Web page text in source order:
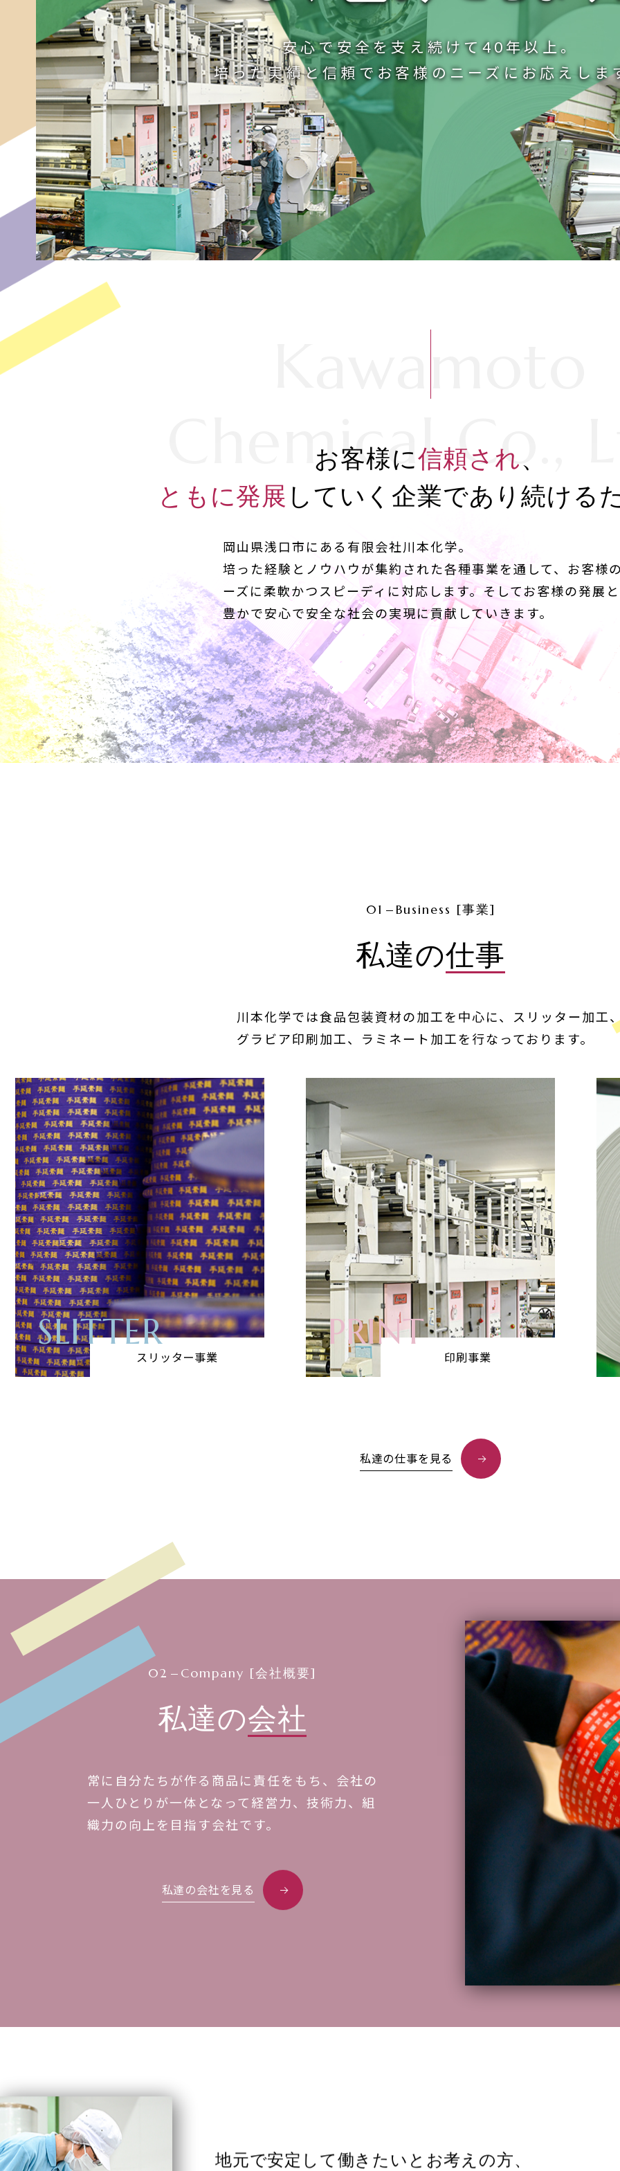
安心で安全を支え続けて40年以上。
培った実績と信頼でお客様のニーズにお応えしま
Chemical Co.,
お客様に信頼され、
ともに発展 していく企業であり続ける
岡山県浅口市にある有限会社川本化学。
培った経験とノウハウが集約された各種事業を通して、お客様
ーズに柔軟かつスピーディに対応します。そしてお客様の発展
豊かで安心で安全な社会の実現に貢献していきます。
01 Business [事業]
私達の仕事
川本化学では食品包装資材の加工を中心に、スリッター加工
グラビア印刷加工、ラミネート加工を行なっております。
SLITTER
スリッター事業
PRINT
印刷事業
私達の仕事を見る
02 Company [会社概要]
私達の会社
常に自分たちが作る商品に責任をもち、会社の
一人ひとりが一体となって経営力、技術力、組
織力の向上を目指す会社です。
私達の会社を見る
地元で安定して働きたいとお考えの方、